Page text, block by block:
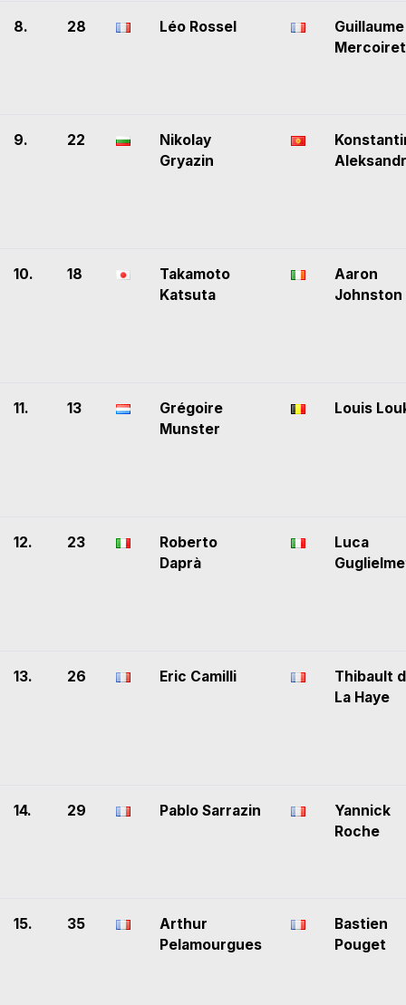
8. 28 Léo Rossel
Guillaume
Mercoiret
9. 22
Nikolay
Gryazin
10. 18
Takamoto
Katsuta
Aaron
Johnston
11. 13
Grégoire
Munster
Louis
12. 23
Roberto
Daprà
Luca
13. 26 Eric Camilli
Thibault
La Haye
14. 29 Pablo Sarrazin
Yannick
Roche
15. 35
Arthur
Pelamourgues
Bastien
Pouget